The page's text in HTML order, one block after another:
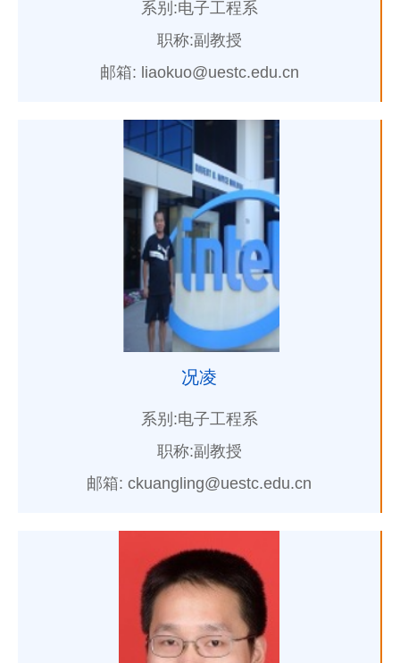
系别:电子工程系
职称:副教授
邮箱: liaokuo@uestc.edu.cn
况凌
系别:电子工程系
职称:副教授
邮箱: ckuangling@uestc.edu.cn